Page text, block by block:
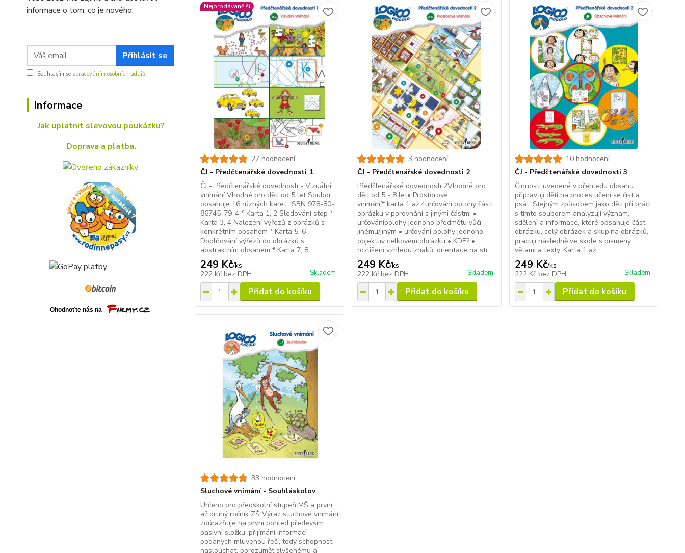
informace o tom, co je nového.
Přihlásit se
Souhlasím se zpracováním osobních údajů.
Informace
Jak uplatnit slevovou poukázku?
Doprava a platba.
Nejprodávanější
27 hodnocení
ČJ - Předčtenářské dovednosti 1
ČJ - Předčtenářské dovednosti - Vizuální
vnímání Vhodné pro děti od 5 let Soubor
obsahuje 16 různých karet. ISBN 978-80-
86745-79-4 * Karta 1, 2 Sledování stop *
Karta 3, 4 Nalezení výřezů z obrázků s
konkrétním obsahem * Karta 5, 6
Doplňování výřezů do obrázků s
abstraktním obsahem * Karta 7, 8 ...
249 Kč/ks
222 Kč bez DPH Skladem
Přidat do košíku
3 hodnocení
ČJ - Předčtenářské dovednosti 2
Předčtenářské dovednosti 2Vhodné pro
děti od 5 - 8 let• Prostorové
vnímání* karta 1 až 4určování polohy části
obrázku v porovnání s jinými částmi •
určovánípolohy jednoho předmětu vůči
jinému/jiným • určování polohy jednoho
objektuv celkovém obrázku • KDE? •
rozlišení vzhledu znaků, orientace na str...
249 Kč/ks
222 Kč bez DPH Skladem
Přidat do košíku
10 hodnocení
ČJ - Předčtenářské dovednosti 3
Činnosti uvedené v přehledu obsahu
připravují děti na proces učení se číst a
psát. Stejným způsobem jako děti při práci
s tímto souborem analyzují význam,
sdělení a informace, které obsahuje část
obrázku, celý obrázek a skupina obrázků,
pracují následně ve škole s písmeny,
větami a texty. Karta 1 až...
249 Kč/ks
222 Kč bez DPH Skladem
Přidat do košíku
33 hodnocení
Sluchové vnímání - Souhláskolov
Určeno pro předškolní stupeň MŠ a první
až druhý ročník ZŠ Výraz sluchové vnímání
zdůrazňuje na první pohled především
pasivní složku: přijímání informací
podaných mluvenou řečí, tedy schopnost
naslouchat, porozumět slyšenému a